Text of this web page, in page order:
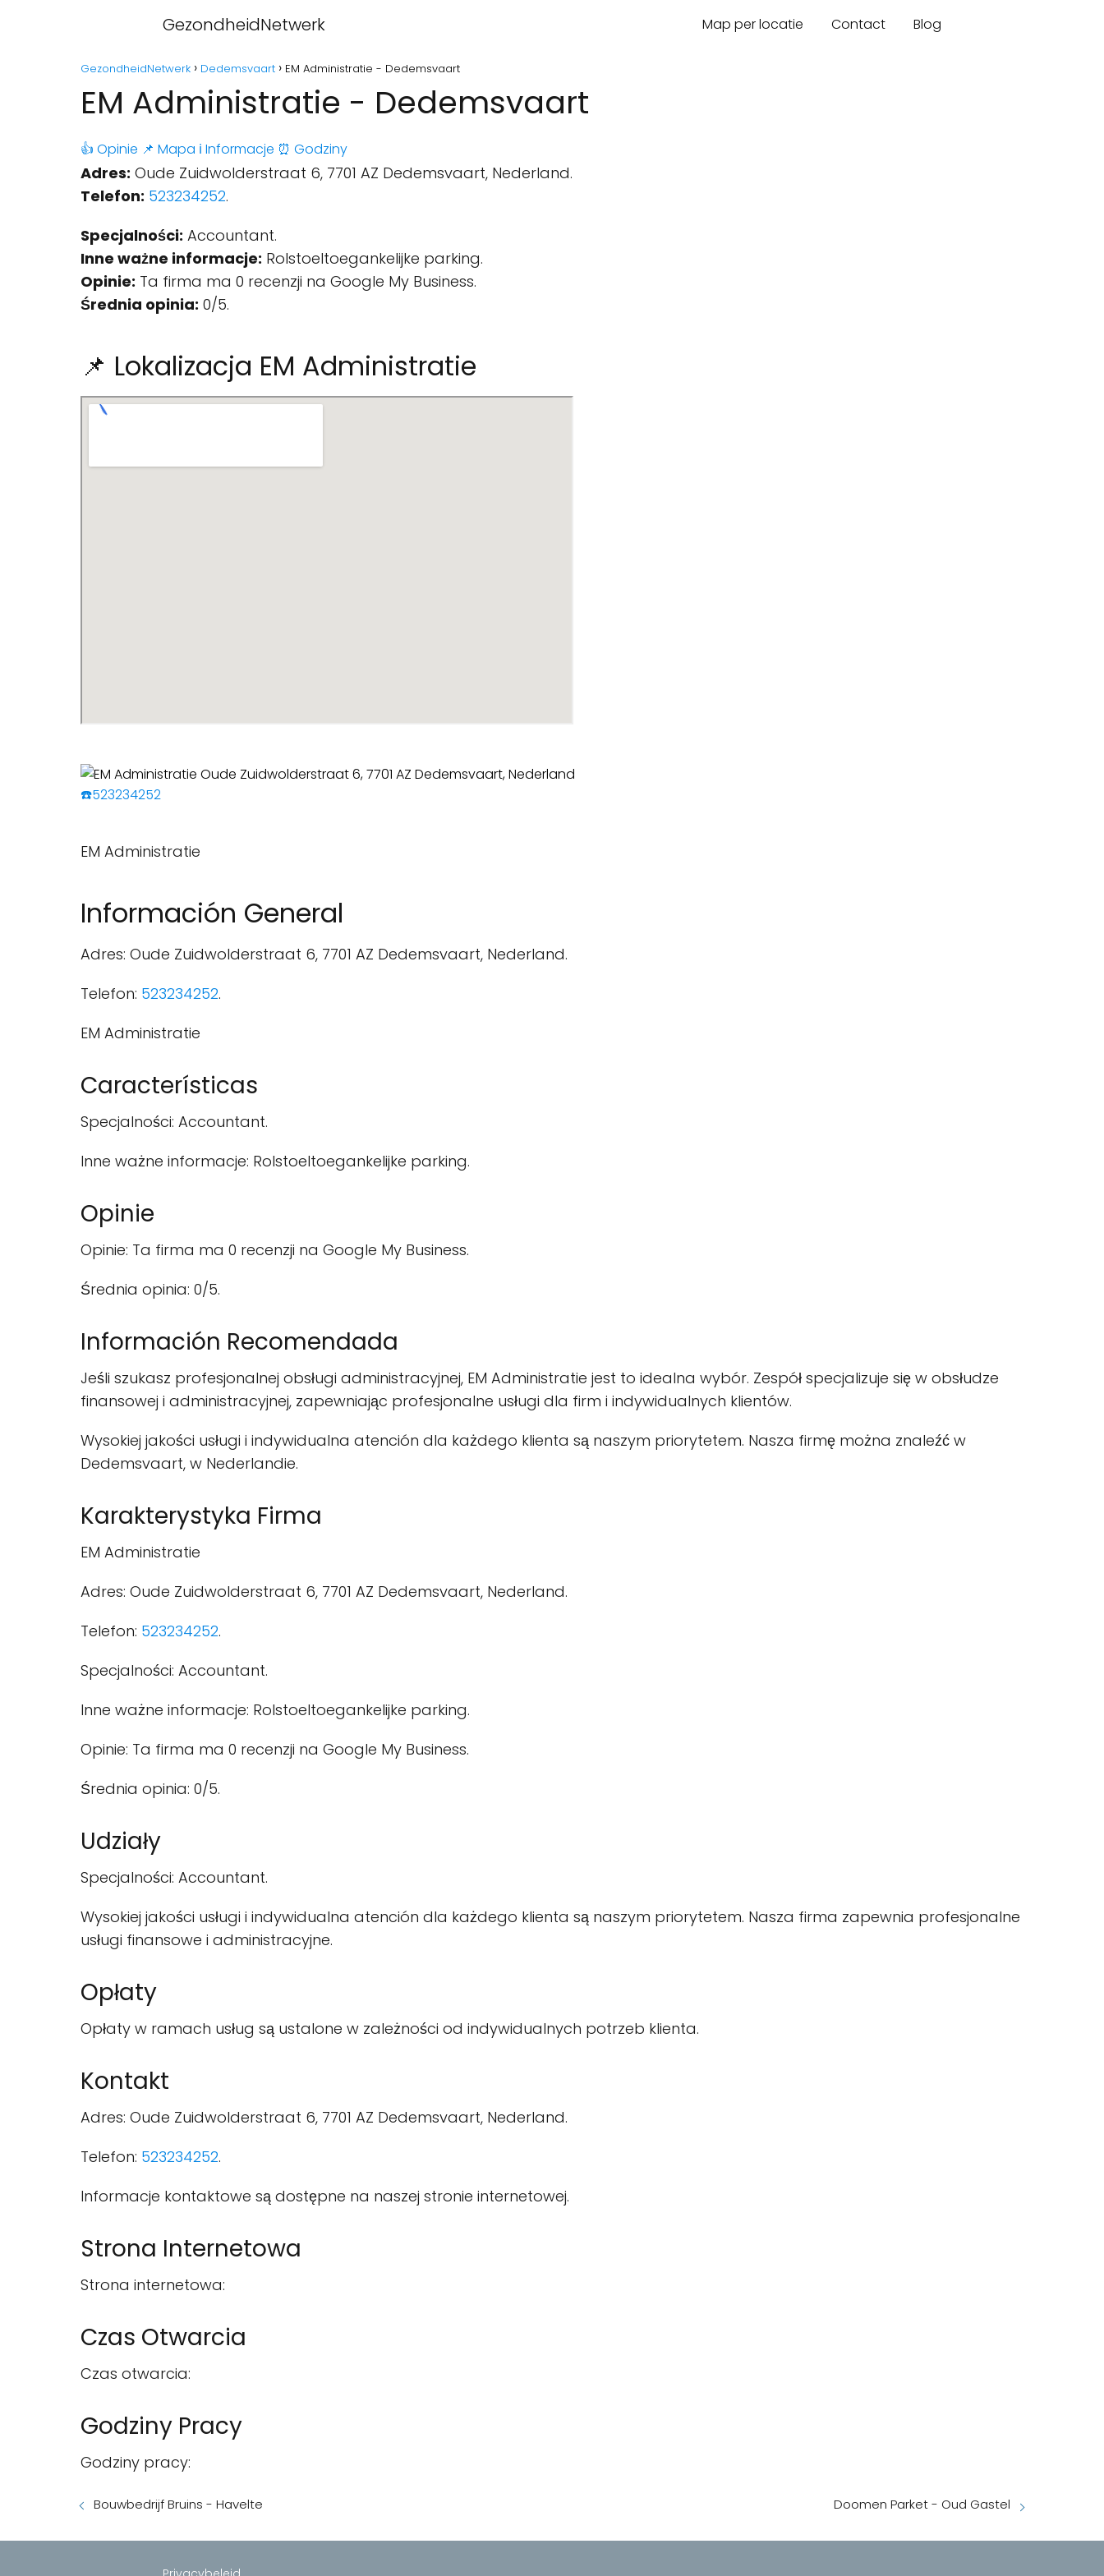
GezondheidNetwerk Map per locatie Contact Blog
GezondheidNetwerk Dedemsvaart EM Administratie - Dedemsvaart
EM Administratie - Dedemsvaart
👍 Opinie 📌 Mapa ℹ️ Informacje ⏰ Godziny
Adres: Oude Zuidwolderstraat 6, 7701 AZ Dedemsvaart, Nederland.
Telefon: 523234252.
Specjalności: Accountant.
Inne ważne informacje: Rolstoeltoegankelijke parking.
Opinie: Ta firma ma 0 recenzji na Google My Business.
Średnia opinia: 0/5.
📌 Lokalizacja EM Administratie
☎️523234252
EM Administratie
Información General
Adres: Oude Zuidwolderstraat 6, 7701 AZ Dedemsvaart, Nederland.
Telefon: 523234252.
EM Administratie
Características
Specjalności: Accountant.
Inne ważne informacje: Rolstoeltoegankelijke parking.
Opinie
Opinie: Ta firma ma 0 recenzji na Google My Business.
Średnia opinia: 0/5.
Información Recomendada
Jeśli szukasz profesjonalnej obsługi administracyjnej, EM Administratie jest to idealna wybór. Zespół specjalizuje się w obsłudze
finansowej i administracyjnej, zapewniając profesjonalne usługi dla firm i indywidualnych klientów.
Wysokiej jakości usługi i indywidualna atención dla każdego klienta są naszym priorytetem. Nasza firmę można znaleźć w
Dedemsvaart, w Nederlandie.
Karakterystyka Firma
EM Administratie
Adres: Oude Zuidwolderstraat 6, 7701 AZ Dedemsvaart, Nederland.
Telefon: 523234252.
Specjalności: Accountant.
Inne ważne informacje: Rolstoeltoegankelijke parking.
Opinie: Ta firma ma 0 recenzji na Google My Business.
Średnia opinia: 0/5.
Udziały
Specjalności: Accountant.
Wysokiej jakości usługi i indywidualna atención dla każdego klienta są naszym priorytetem. Nasza firma zapewnia profesjonalne
usługi finansowe i administracyjne.
Opłaty
Opłaty w ramach usług są ustalone w zależności od indywidualnych potrzeb klienta.
Kontakt
Adres: Oude Zuidwolderstraat 6, 7701 AZ Dedemsvaart, Nederland.
Telefon: 523234252.
Informacje kontaktowe są dostępne na naszej stronie internetowej.
Strona Internetowa
Strona internetowa:
Czas Otwarcia
Czas otwarcia:
Godziny Pracy
Godziny pracy:
Bouwbedrijf Bruins - Havelte Doomen Parket - Oud Gastel